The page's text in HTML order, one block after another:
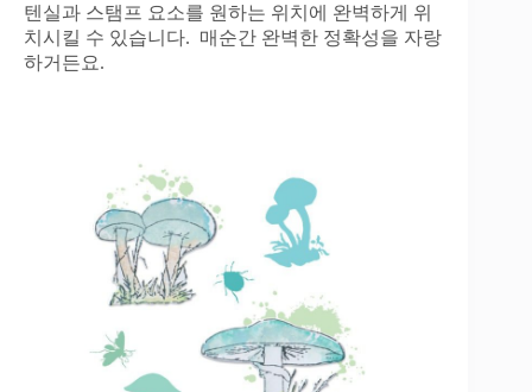
텐실과 스탬프 요소를 원하는 위치에 완벽하게 위
치시킬 수 있습니다. 매순간 완벽한 정확성을 자랑
하거든요.